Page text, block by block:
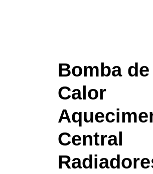
Bomba de
Calor
Central